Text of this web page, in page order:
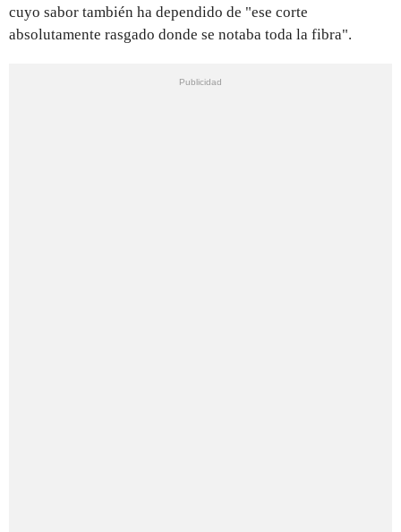
cuyo sabor también ha dependido de "ese corte
absolutamente rasgado donde se notaba toda la fibra".